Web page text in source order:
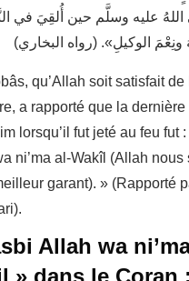
اللهُ عليه وسلَّم حين أُلقِيَ في
qu’Allah soit satisfait
a rapporté que la
lorsqu’il fut jeté au feu fut
ni’ma al-Wakîl (Allah nous
garant). » (Rapporté
Allah wa
» dans le Coran :